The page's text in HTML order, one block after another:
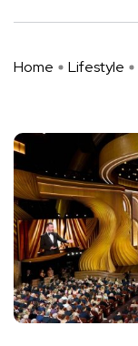
Home Lifestyle